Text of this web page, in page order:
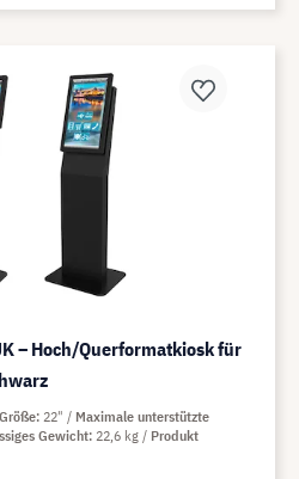
– Hoch/Querformatkiosk für
22"
Maximale unterstützte
Gewicht 22,6 kg
Produkt